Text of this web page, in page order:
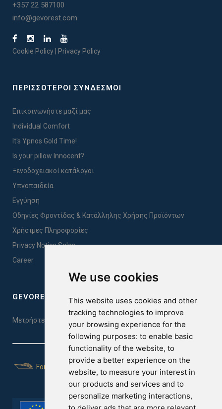
We use cookies
This website uses cookies and other
tracking technologies to improve
your browsing experience for the
following purposes: to enable basic
functionality of the website, to
provide a better experience on the
website, to measure your interest in
our products and services and to
personalize marketing interactions,
+357 22 587100
info@gevorest.com
Cookie Policy Privacy Policy
ΠΕΡΙΣΣΟΤΕΡΟΙ ΣΥΝΔΕΣΜΟΙ
Επικοινωνήστε μαζί μας
Individual Comfort
It's Ypnos Gold Time!
Is your pillow Innocent?
Ξενοδοχειακοί κατάλογοι
Υπνοπαιδεία
Εγγύηση
Οδηγίες Φροντίδας & Κατάλληλης Χρήσης Προϊόντων
Χρήσιμες Πληροφορίες
Privacy Notice Sales
Career
GEVOREST SLEEP QUALITY INDEX
Μετρήστε την ποιότητα του ύπνου σας. Κάντε το τεστ εδώ!
For Yachts